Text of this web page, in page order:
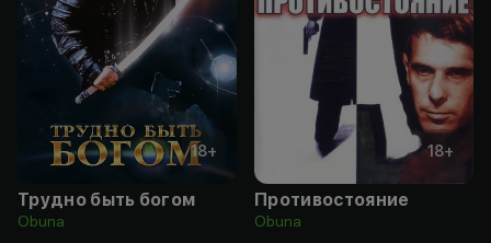
18+
Трудно быть богом
Obuna
18+
Противостояние
Obuna